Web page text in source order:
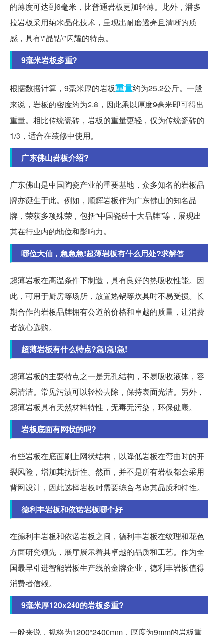
的薄度可达到6毫米，比普通岩板更加轻薄。此外，潘多
拉岩板采用纳米晶化技术，呈现出耐磨透亮且清晰的质
感，具有\"晶钻\"闪耀的特点。
9毫米岩板多重?
根据数据计算，9毫米厚的岩板重量约为25.2公斤。一般
来说，岩板的密度约为2.8，因此乘以厚度9毫米即可得出
重量。相比传统瓷砖，岩板的重量更轻，仅为传统瓷砖的
1/3，适合在装修中使用。
广东佛山岩板介绍?
广东佛山是中国陶瓷产业的重要基地，众多知名的岩板品
牌亦诞生于此。例如，顺辉岩板作为广东佛山的知名品
牌，荣获多项殊荣，包括“中国瓷砖十大品牌”等，展现出
其在行业内的地位和影响力。
哪位大仙，急急急!超薄岩板有什么用处?求解答
超薄岩板在高温条件下制造，具有良好的热吸收性能。因
此，可用于厨房等场所，放置热锅等炊具时不易受损。长
期合作的岩板品牌拥有公道的价格和卓越的质量，让消费
者放心选购。
超薄岩板有什么特点?急!急!急!
超薄岩板的主要特点之一是无孔结构，不易吸收液体，容
易清洁。常见污渍可以轻松去除，保持表面光洁。另外，
超薄岩板具有天然材料特性，无毒无污染，环保健康。
岩板底面有网状的吗?
有些岩板在底面刷上网状结构，以降低岩板在弯曲时的开
裂风险，增加其抗折性。然而，并不是所有岩板都会采用
背网设计，因此选择岩板时需要综合考虑其品质和特性。
德利丰岩板和依诺岩板哪个好
在德利丰岩板和依诺岩板之间，德利丰岩板在纹理和花色
方面研究领先，展厅展示着其卓越的品质和工艺。作为全
国最早引进智能岩板生产线的金牌企业，德利丰岩板值得
消费者信赖。
9毫米厚120x240的岩板多重?
一般来说，规格为1200*2400mm，厚度为9mm的岩板重